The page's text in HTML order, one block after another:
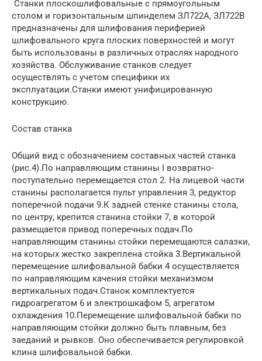
Станки плоскошлифовальные с прямоугольным
столом и горизонтальным шпинделем ЗЛ722А, ЗЛ722В
предназначены для шлифования периферией
шлифовального круга плоских поверхностей и могут
быть использованы в различных отраслях народного
хозяйства. Обслуживание станков следует
осуществлять с учетом специфики их
эксплуатации.Станки имеют унифицированную
конструкцию.
Состав станка
Общий вид с обозначением составных частей станка
(рис.4).По направляющим станины I возвратно-
поступательно перемещается стол 2. На лицевой части
станины располагается пульт управления 3, редуктор
поперечной подачи 9.К задней стенке станины стола,
по центру, крепится станина стойки 7, в которой
размещается привод поперечных подач.По
направляющим станины стойки перемещаются салазки,
на которых жестко закреплена стойка 3.Вертикальной
перемещение шлифовальной бабки 4 осуществляется
по направляющим качения стойки механизмом
вертикальных подач.Станок комплектуется
гидроагрегатом 6 и электрошкафом 5, агрегатом
охлаждения 10.Перемещение шлифовальной бабки по
направляющим стойки должно быть плавным, без
заеданий и рывков. Оно обеспечивается регулировкой
клина шлифовальной бабки.